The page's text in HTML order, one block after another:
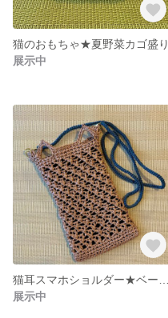
猫のおもちゃ★夏野菜カゴ盛り
展示中
展示中